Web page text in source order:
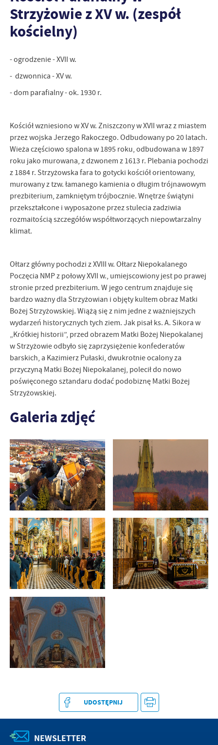
Strzyżowie z XV w. (zespół
kościelny)
- ogrodzenie - XVII w.
- dzwonnica - XV w.
- dom parafialny - ok. 1930 r.
Kościół wzniesiono w XV w. Zniszczony w XVII wraz z miastem
przez wojska Jerzego Rakoczego. Odbudowany po 20 latach.
Wieża częściowo spalona w 1895 roku, odbudowana w 1897
roku jako murowana, z dzwonem z 1613 r. Plebania pochodzi
z 1884 r. Strzyżowska fara to gotycki kościół orientowany,
murowany z tzw. łamanego kamienia o długim trójnawowym
prezbiterium, zamkniętym trójbocznie. Wnętrze świątyni
przekształcone i wyposażone przez stulecia zadziwia
rozmaitością szczegółów współtworzących niepowtarzalny
klimat.
Ołtarz główny pochodzi z XVIII w. Ołtarz Niepokalanego
Poczęcia NMP z połowy XVII w., umiejscowiony jest po prawej
stronie przed prezbiterium. W jego centrum znajduje się
bardzo ważny dla Strzyżowian i objęty kultem obraz Matki
Bożej Strzyżowskiej. Wiążą się z nim jedne z ważniejszych
wydarzeń historycznych tych ziem. Jak pisał ks. A. Sikora w
„Krótkiej historii”, przed obrazem Matki Bożej Niepokalanej
w Strzyżowie odbyło się zaprzysiężenie konfederatów
barskich, a Kazimierz Pułaski, dwukrotnie ocalony za
przyczyną Matki Bożej Niepokalanej, polecił do nowo
poświęconego sztandaru dodać podobiznę Matki Bożej
Strzyżowskiej.
Galeria zdjęć
UDOSTĘPNIJ
NEWSLETTER
treści.
Dzięki tym plikom cookies możemy zapewnić Ci większy komfort
korzystania z funkcjonalności naszej strony poprzez dopasowanie
dostępność większej ilości funkcji na stronie.
Więcej
Analityczne
Analityczne pliki cookies pomagają nam rozwijać się i
Cookies analityczne pozwalają na uzyskanie informacji w zakresie
ocenę naszych serwisów internetowych pod względem ich
popularności wśród użytkowników. Zgromadzone informacje są
przetwarzane w formie zanonimizowanej. Wyrażenie zgody na
analityczne pliki cookies gwarantuje dostępność wszystkich
funkcjonalności.
Reklamowe
Dzięki reklamowym plikom cookies prezentujemy Ci najciekawsze
informacje i aktualności na stronach naszych partnerów.
Promocyjne pliki cookies służą do prezentowania Ci naszych
komunikatów na podstawie analizy Twoich upodobań oraz Twoich
zwyczajów dotyczących przeglądanej witryny internetowej. Treści
promocyjne mogą pojawić się na stronach podmiotów trzecich lub
firm będących naszymi partnerami oraz innych dostawców usług.
Firmy te działają w charakterze pośredników prezentujących nasze
treści w postaci wiadomości, ofert, komunikatów mediów
Więcej